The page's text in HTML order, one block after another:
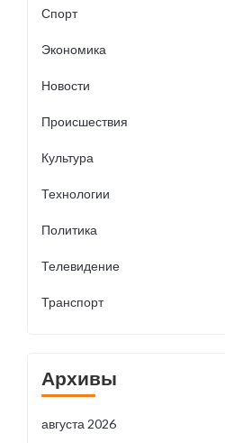
Спорт
Экономика
Новости
Происшествия
Культура
Технологии
Политика
Телевидение
Транспорт
Архивы
августа 2026